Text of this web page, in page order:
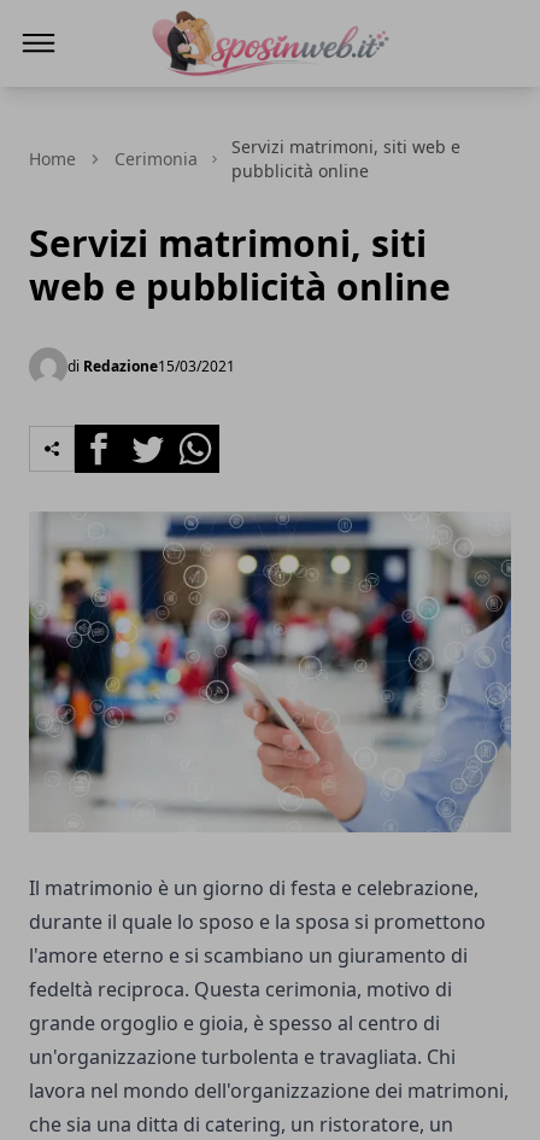
Home Cerimonia
Servizi matrimoni, siti web e
pubblicità online
Servizi matrimoni, siti
web e pubblicità online
di Redazione15/03/2021
FacebookTwitterWhatsapp
Il matrimonio è un giorno di festa e celebrazione,
durante il quale lo sposo e la sposa si promettono
l'amore eterno e si scambiano un giuramento di
fedeltà reciproca. Questa cerimonia, motivo di
grande orgoglio e gioia, è spesso al centro di
un'organizzazione turbolenta e travagliata. Chi
lavora nel mondo dell'organizzazione dei matrimoni,
che sia una ditta di catering, un ristoratore, un